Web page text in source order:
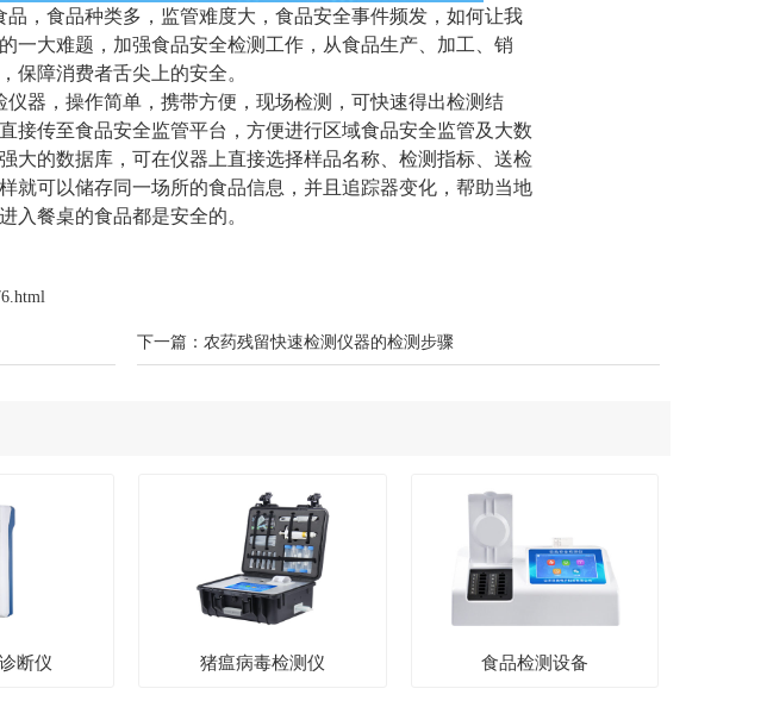
，食品种类多，监管难度大，食品安全事件频发，如何让我
一大难题，加强食品安全检测工作，从食品生产、加工、销
保障消费者舌尖上的安全。
器，操作简单，携带方便，现场检测，可快速得出检测结
接传至食品安全监管平台，方便进行区域食品安全监管及大数
大的数据库，可在仪器上直接选择样品名称、检测指标、送检
就可以储存同一场所的食品信息，并且追踪器变化，帮助当地
入餐桌的食品都是安全的。
下一篇：农药残留快速检测仪器的检测步骤
断仪 猪瘟病毒检测仪 食品检测设备